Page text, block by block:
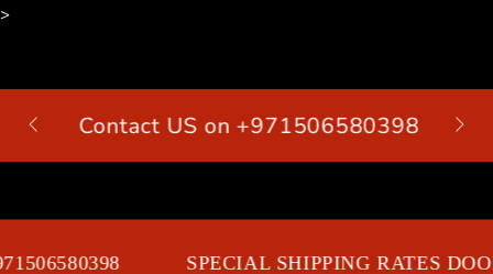
>
Contact US on +971506580398 Cart
SPECIAL SHIPPING RATES